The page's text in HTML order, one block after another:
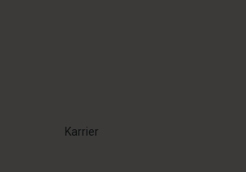
Karrier